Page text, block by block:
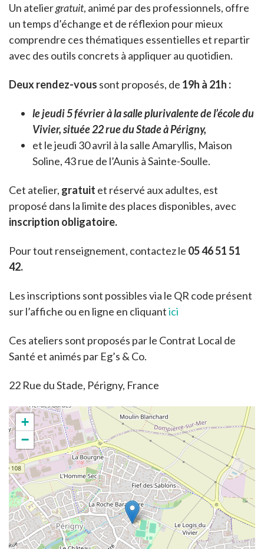
Un ateliergratuit, animé par des professionnels, offre
un temps d’échange et de réflexion pour mieux
comprendre ces thématiques essentielles et repartir
avec des outils concrets à appliquer au quotidien.
Deux rendez-vous sont proposés, de 19h à 21h :
le jeudi 5 février à la salle plurivalente de l’école du
Vivier, située 22 rue du Stade à Périgny,
et le jeudi 30 avril à la salle Amaryllis, Maison
Soline, 43 rue de l’Aunis à Sainte-Soulle.
Cet atelier, gratuit et réservé aux adultes, est
proposé dans la limite des places disponibles, avec
inscription obligatoire.
Pour tout renseignement, contactez le 05 46 51 51
42.
Les inscriptions sont possibles via le QR code présent
sur l’affiche ou en ligne en cliquantici
Ces ateliers sont proposés par le Contrat Local de
Santé et animés par Eg’s & Co.
22 Rue du Stade, Périgny, France
+
−